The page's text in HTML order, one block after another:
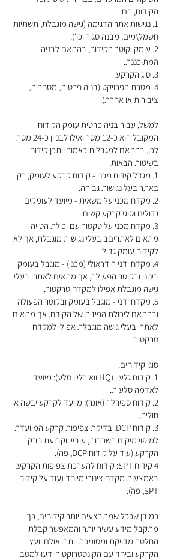
הקידוח, הם:
1. נגישות אתר הדגימה (גישה מוגבלת, תשתיות
חשמל\מים, מבנה סגור וכו').
2. עומק וקוטר הקידוח, בהתאם לבניה
המתוכננת.
3. סוג הקרקע.
4. מטרת הפרויקט (בניה פרטית, מסחרית,
ציבורית או אחרת).
למשל, עבור בניה פרטית עומק הקידוח
המקובל הוא כ-12 מטר ואילו לבניין כ-24 מטר.
לכן, בהתאם למגבלות כאמור ייתכן קידוח
בשיטות הבאות:
1. מגדל קידוח מכני - קידוח קרקע לעומק, רק
באתר בעל נגישות גבוהה.
2. מקדח מכני על משאית - מיועד לעומקים
גדולים וסוגי קרקע קשים.
3. מקדח מכני על טקטור עם יכולת הטייה -
מתאים לאתריםב בעלי נגישות מוגבלת, אך לא
לקידוח עומק גדול.
4. מקדח ידני הידראולי (מכני) - מוגבל בעומק
בינוני ובקוטר הפעולה, אך מתאים לאתרי בעלי
גישה מוגבלת אפילו למקדח טרקטור.
5. מקדח ידני - מוגבל בעומק ובקוטר הפעולה
ובהתאם ליכולת הפיזית של הקודח, אך מתאים
לאתרי בעלי גישה מוגבלת אפילו למקדח
טרקטור.
סוגי קידוחים:
1. קידוח גלעין (HQ וואירליין סלע): מיועד
לאדמה סלעית.
2. קידוח ספירלה (אוגר): מיועד לקרקע יבשה או
חולית.
3. קידוח DCP: בדיקת צפיפות קרקע המיועדת
למיפוי מיקום השכבות, עוביין וקביעת חוזק
הקרקע (עוד על קידוח DCP, פה).
4 קידוח SPT: קידוח להערכת צפיפות הקרקע,
באמצעות מקדח צינורי מיוחד (עוד על קידוח
SPT, פה).
כמובן שככל שמתבצעים יותר קידוחים, כך
מתקבל מידע עשיר יותר והמאפשר קבלת
החלטה מדויקת ומסומכת יותר. אולם יועץ
הקרקע וביחד עם הקונסטרוקטור ידעו למטב